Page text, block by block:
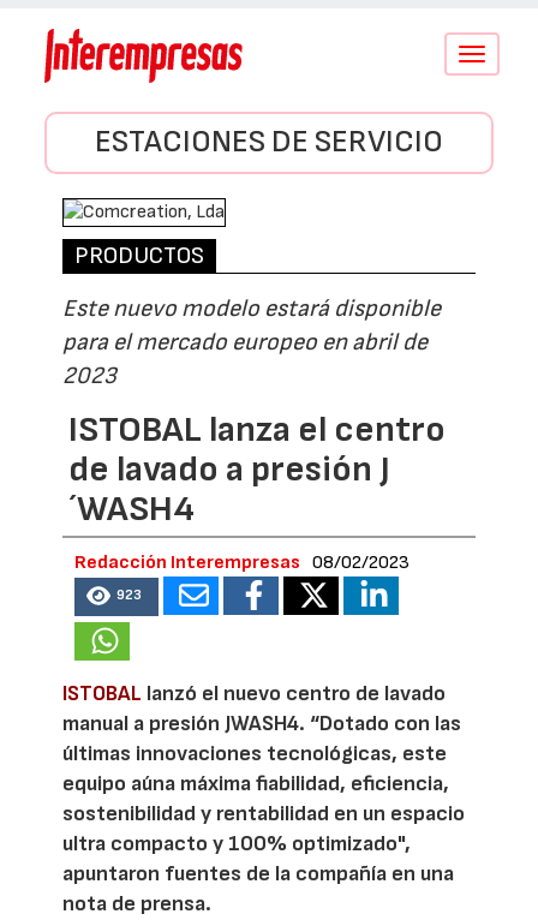
Conmutar
ESTACIONES DE SERVICIO
PRODUCTOS
Este nuevo modelo estará disponible
para el mercado europeo en abril de
2023
ISTOBAL lanza el centro
de lavado a presión J
´WASH4
Redacción Interempresas 08/02/2023
923
ISTOBAL lanzó el nuevo centro de lavado
manual a presión JWASH4. “Dotado con las
últimas innovaciones tecnológicas, este
equipo aúna máxima fiabilidad, eficiencia,
sostenibilidad y rentabilidad en un espacio
ultra compacto y 100% optimizado",
apuntaron fuentes de la compañía en una
nota de prensa.